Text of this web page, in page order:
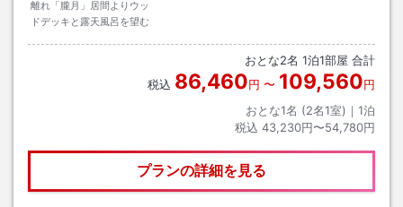
離れ「朧月」居間よりウッ
ドデッキと露天風呂を望む
おとな2名 1泊1部屋 合計
税込 86,460円 〜 109,560円
おとな1名 (2名1室)｜ 1泊
税込 43,230円〜54,780円
プランの詳細を見る